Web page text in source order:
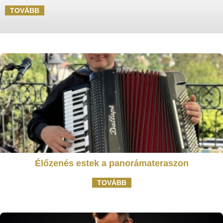
TOVÁBB
Élőzenés estek a panorámateraszon
TOVÁBB